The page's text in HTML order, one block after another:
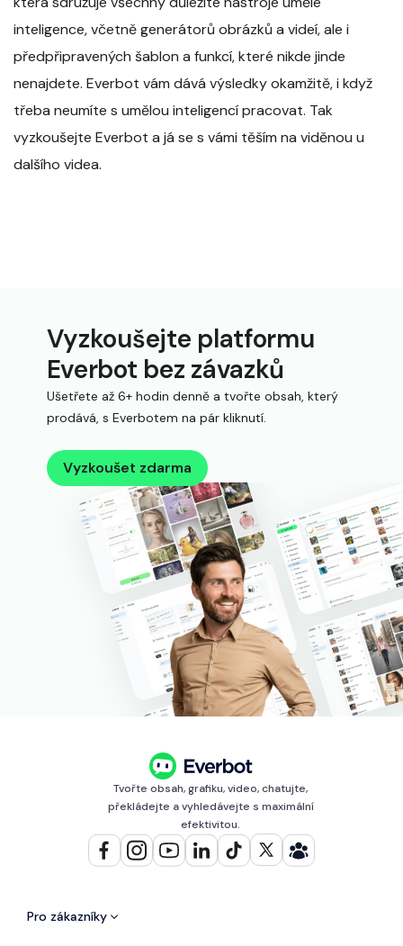
inteligence, včetně generátorů obrázků a videí, ale i
předpřipravených šablon a funkcí, které nikde jinde
nenajdete. Everbot vám dává výsledky okamžitě, i když
třeba neumíte s umělou inteligencí pracovat. Tak
vyzkoušejte Everbot a já se s vámi těším na viděnou u
dalšího videa.
Vyzkoušejte platformu
Everbot bez závazků
Ušetřete až 6+ hodin denně a tvořte obsah, který
prodává, s Everbotem na pár kliknutí.
Vyzkoušet zdarma
Tvořte obsah, grafiku, video, chatujte,
překládejte a vyhledávejte s maximální
efektivitou.
Pro zákazníky